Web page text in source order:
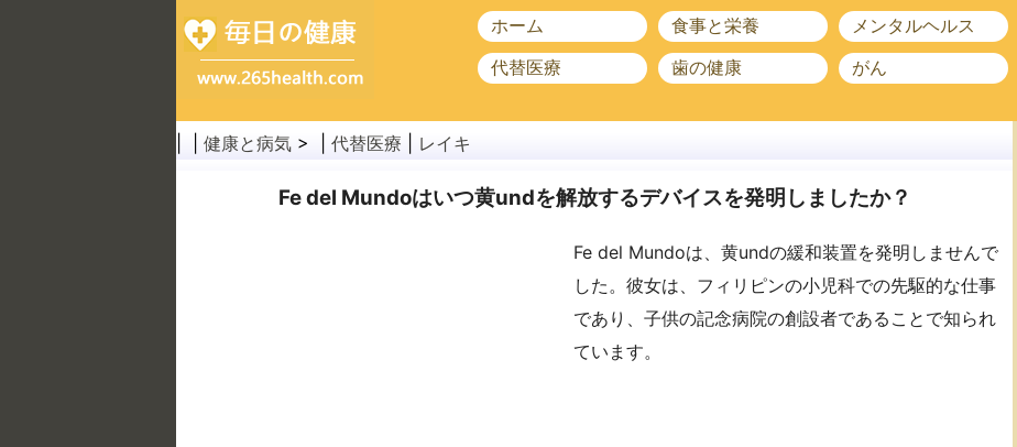
ホーム 食事と栄養 メンタルヘルス
代替医療
歯の健康 がん
健康と病気 > | 代替医療 レイキ
Fe del Mundoはいつ黄undを解放するデバイスを発明しましたか？
Fe del Mundoは、黄undの緩和装置を発明しませんで
した。彼女は、フィリピンの小児科での先駆的な仕事
であり、子供の記念病院の創設者であることで知られ
ています。